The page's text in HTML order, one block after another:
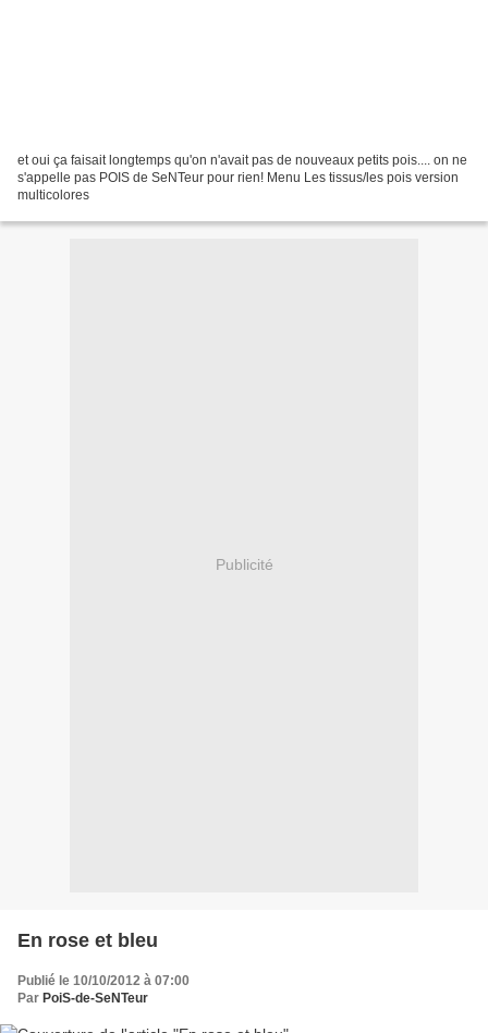
et oui ça faisait longtemps qu'on n'avait pas de nouveaux petits pois.... on ne
s'appelle pas POIS de SeNTeur pour rien! Menu Les tissus/les pois version
multicolores
Publicité
En rose et bleu
Publié le 10/10/2012 à 07:00
Par PoiS-de-SeNTeur